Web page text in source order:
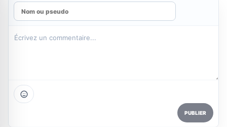
PUBLIER